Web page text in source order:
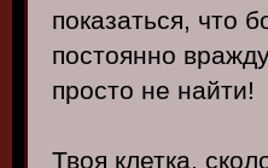
показаться, что
постоянно
просто не найти!
Твоя клетка,